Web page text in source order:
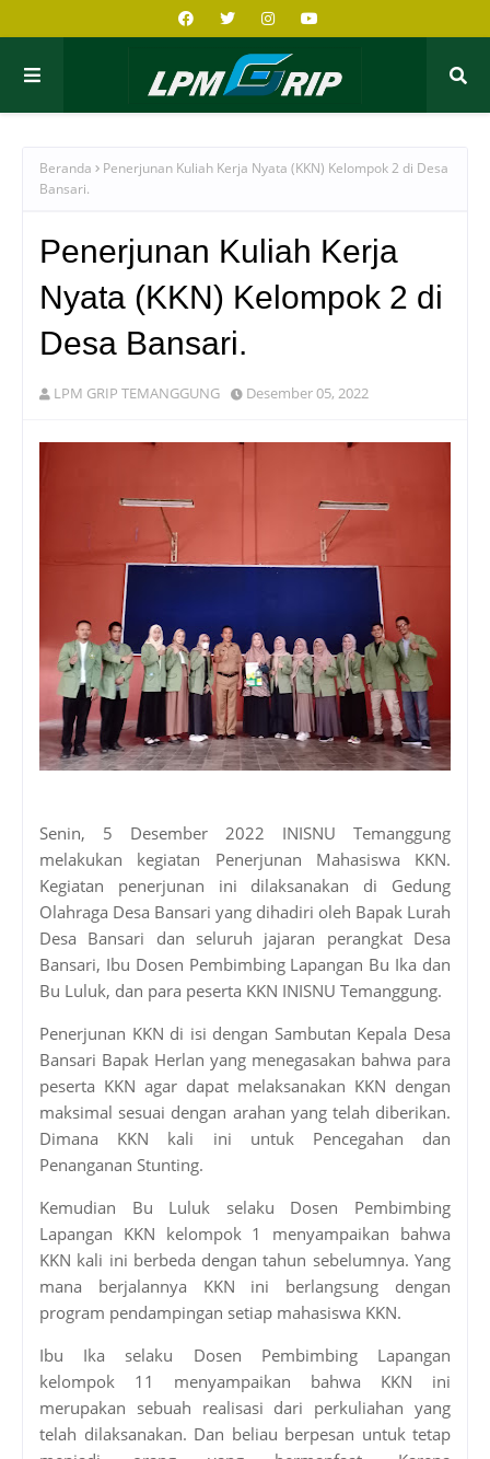
Beranda
Penerjunan Kuliah Kerja Nyata (KKN) Kelompok 2 di Desa
Bansari.
Penerjunan Kuliah Kerja
Nyata (KKN) Kelompok 2 di
Desa Bansari.
LPM GRIP TEMANGGUNG Desember 05, 2022
Senin, 5 Desember 2022 INISNU Temanggung
melakukan kegiatan Penerjunan Mahasiswa KKN.
Kegiatan penerjunan ini dilaksanakan di Gedung
Olahraga Desa Bansari yang dihadiri oleh Bapak Lurah
Desa Bansari dan seluruh jajaran perangkat Desa
Bansari, Ibu Dosen Pembimbing Lapangan Bu Ika dan
Bu Luluk, dan para peserta KKN INISNU Temanggung.
Penerjunan KKN di isi dengan Sambutan Kepala Desa
Bansari Bapak Herlan yang menegasakan bahwa para
peserta KKN agar dapat melaksanakan KKN dengan
maksimal sesuai dengan arahan yang telah diberikan.
Dimana KKN kali ini untuk Pencegahan dan
Penanganan Stunting.
Kemudian Bu Luluk selaku Dosen Pembimbing
Lapangan KKN kelompok 1 menyampaikan bahwa
KKN kali ini berbeda dengan tahun sebelumnya. Yang
mana berjalannya KKN ini berlangsung dengan
program pendampingan setiap mahasiswa KKN.
Ibu Ika selaku Dosen Pembimbing Lapangan
kelompok 11 menyampaikan bahwa KKN ini
merupakan sebuah realisasi dari perkuliahan yang
telah dilaksanakan. Dan beliau berpesan untuk tetap